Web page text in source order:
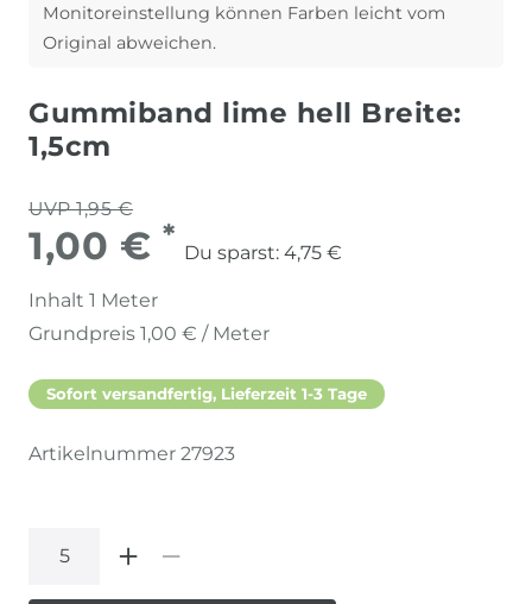
Monitoreinstellung können Farben leicht vom
Original abweichen.
Gummiband lime hell Breite:
1,5cm
UVP 1,95 €
1,00 € *
Du sparst: 4,75 €
Inhalt 1 Meter
Grundpreis 1,00 € / Meter
Sofort versandfertig, Lieferzeit 1-3 Tage
Artikelnummer 27923